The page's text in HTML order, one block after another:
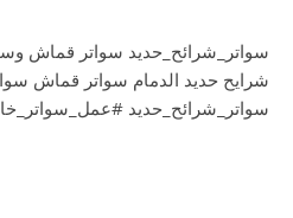
سواتر_شرائح_حديد سواتر قماش
شرايح حديد الدمام سواتر قماش
سواتر_شرائح_حديد